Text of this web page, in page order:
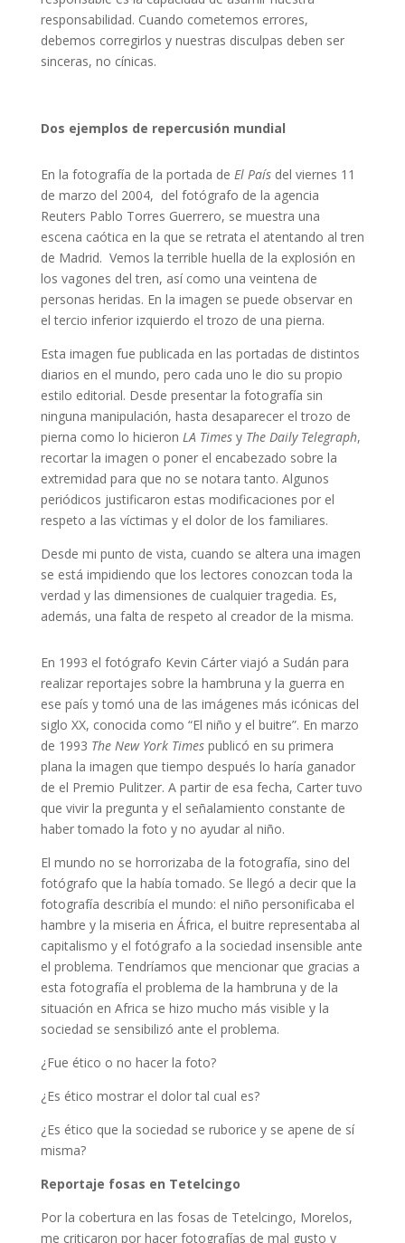
responsabilidad. Cuando cometemos errores,
debemos corregirlos y nuestras disculpas deben ser
sinceras, no cínicas.
Dos ejemplos de repercusión mundial
En la fotografía de la portada de El Paísdel viernes 11
de marzo del 2004, del fotógrafo de la agencia
Reuters Pablo Torres Guerrero, se muestra una
escena caótica en la que se retrata el atentando al tren
de Madrid. Vemos la terrible huella de la explosión en
los vagones del tren, así como una veintena de
personas heridas. En la imagen se puede observar en
el tercio inferior izquierdo el trozo de una pierna.
Esta imagen fue publicada en las portadas de distintos
diarios en el mundo, pero cada uno le dio su propio
estilo editorial. Desde presentar la fotografía sin
ninguna manipulación, hasta desaparecer el trozo de
pierna como lo hicieron LA Timesy The Daily Telegraph,
recortar la imagen o poner el encabezado sobre la
extremidad para que no se notara tanto. Algunos
periódicos justificaron estas modificaciones por el
respeto a las víctimas y el dolor de los familiares.
Desde mi punto de vista, cuando se altera una imagen
se está impidiendo que los lectores conozcan toda la
verdad y las dimensiones de cualquier tragedia. Es,
además, una falta de respeto al creador de la misma.
En 1993 el fotógrafo Kevin Cárter viajó a Sudán para
realizar reportajes sobre la hambruna y la guerra en
ese país y tomó una de las imágenes más icónicas del
siglo XX, conocida como “El niño y el buitre”. En marzo
de 1993 The New York Timespublicó en su primera
plana la imagen que tiempo después lo haría ganador
de el Premio Pulitzer. A partir de esa fecha, Carter tuvo
que vivir la pregunta y el señalamiento constante de
haber tomado la foto y no ayudar al niño.
El mundo no se horrorizaba de la fotografía, sino del
fotógrafo que la había tomado. Se llegó a decir que la
fotografía describía el mundo: el niño personificaba el
hambre y la miseria en África, el buitre representaba al
capitalismo y el fotógrafo a la sociedad insensible ante
el problema. Tendríamos que mencionar que gracias a
esta fotografía el problema de la hambruna y de la
situación en Africa se hizo mucho más visible y la
sociedad se sensibilizó ante el problema.
¿Fue ético o no hacer la foto?
¿Es ético mostrar el dolor tal cual es?
¿Es ético que la sociedad se ruborice y se apene de sí
misma?
Reportaje fosas en Tetelcingo
Por la cobertura en las fosas de Tetelcingo, Morelos,
me criticaron por hacer fotografías de mal gusto y